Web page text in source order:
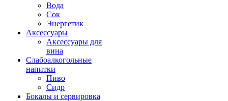
Вода
Сок
Энергетик
Аксессуары
Аксессуары для
вина
Слабоалкогольные
напитки
Пиво
Сидр
Бокалы и сервировка